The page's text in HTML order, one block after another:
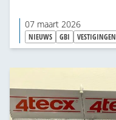
07 maart 2026
NIEUWS GBI VESTIGINGEN